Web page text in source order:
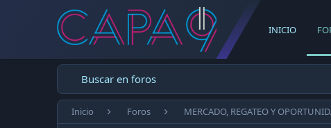
INICIO
Buscar en foros
Inicio Foros MERCADO, REGATEO Y